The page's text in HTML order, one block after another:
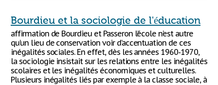
Bourdieu et la sociologie de l'éducation
affirmation de Bourdieu et Passeron l’école n’est autre
qu’un lieu de conservation voir d’accentuation de ces
inégalités sociales. En effet, dès les années 1960-1970,
la sociologie insistait sur les relations entre les inégalités
scolaires et les inégalités économiques et culturelles.
Plusieurs inégalités liés par exemple à la classe sociale, à